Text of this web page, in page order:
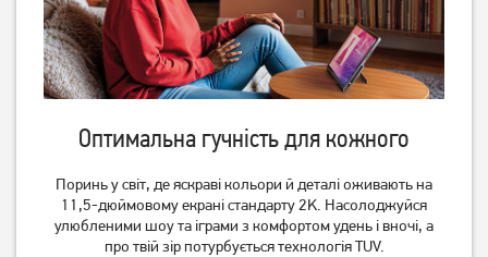
Оптимальна гучність для кожного
Поринь у світ, де яскраві кольори й деталі оживають на
11,5-дюймовому екрані стандарту 2K. Насолоджуйся
улюбленими шоу та іграми з комфортом удень і вночі, а
про твій зір потурбується технологія TUV.